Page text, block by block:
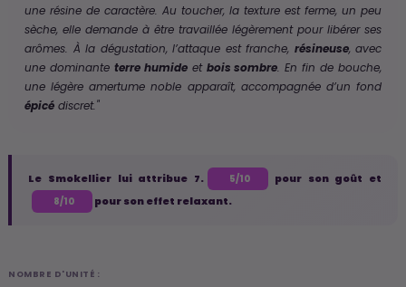
une résine de caractère. Au toucher, la texture est ferme, un peu
sèche, elle demande à être travaillée légèrement pour libérer ses
arômes. À la dégustation, l’attaque est franche, résineuse, avec
une dominante terre humideet bois sombre. En fin de bouche,
une légère amertume noble apparaît, accompagnée d’un fond
épicé discret."
Le Smokellier lui attribue 7. 5/10 pour son goût et
8/10 pour son effet relaxant.
NOMBRE D'UNITÉ :